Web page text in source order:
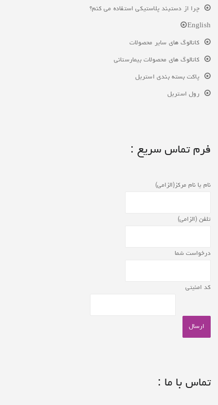
چرا از دستبند پلاستیکی استفاده می کنم؟
English
کاتالوگ های سایر محصولات
کاتالوگ های محصولات بیمارستانی
پاکت بسته بندی استریل
رول استریل
فرم تماس سریع :
نام یا نام مرکز(الزامی)
تلفن (الزامی)
درخواست شما
کد امنیتی
تماس با ما :